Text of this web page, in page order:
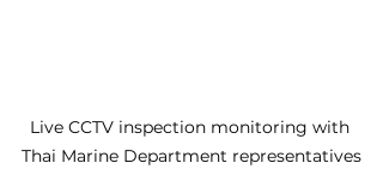
Live CCTV inspection monitoring with
Thai Marine Department representatives